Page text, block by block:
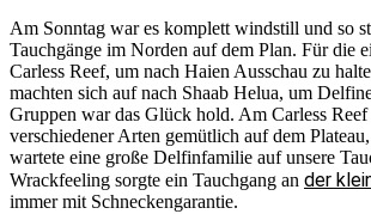
Am Sonntag war es komplett windstill und so
Tauchgänge im Norden auf dem Plan. Für die
Carless Reef, um nach Haien Ausschau zu
machten sich auf nach Shaab Helua, um
Gruppen war das Glück hold. Am Carless
verschiedener Arten gemütlich auf dem
wartete eine große Delfinfamilie auf unsere
Wrackfeeling sorgte ein Tauchgang an der
immer mit Schneckengarantie.